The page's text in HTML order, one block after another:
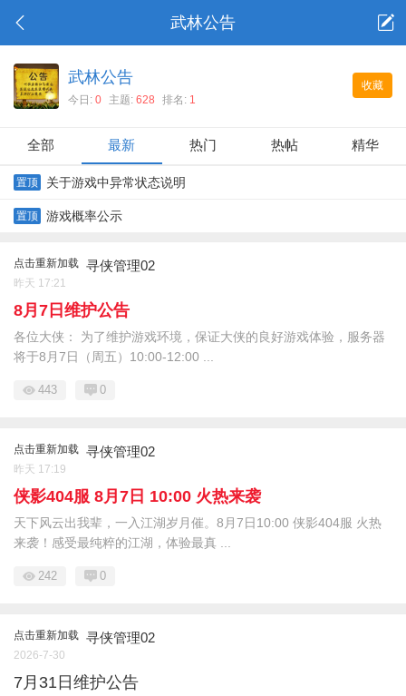
武林公告
收藏
武林公告
今日: 0 主题: 628 排名: 1
全部 最新 热门 热帖 精华
置顶 关于游戏中异常状态说明
置顶 游戏概率公示
点击重新加载 寻侠管理02
昨天 17:21
8月7日维护公告
各位大侠： 为了维护游戏环境，保证大侠的良好游戏体验，服务器
将于8月7日（周五）10:00-12:00 ...
443 0
点击重新加载 寻侠管理02
昨天 17:19
侠影404服 8月7日 10:00 火热来袭
天下风云出我辈，一入江湖岁月催。8月7日10:00 侠影404服 火热
来袭！感受最纯粹的江湖，体验最真 ...
242 0
点击重新加载 寻侠管理02
2026-7-30
7月31日维护公告